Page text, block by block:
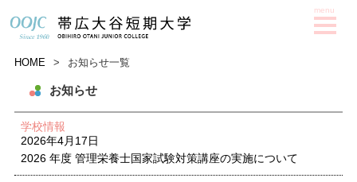
HOME > お知らせ一覧
お知らせ
学校情報
2026年4月17日
2026 年度 管理栄養士国家試験対策講座の実施について